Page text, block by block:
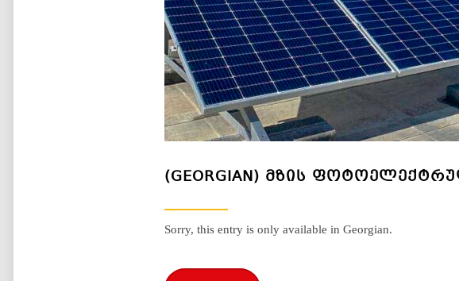
(GEORGIAN) ᲛᲖᲘᲡ
Sorry, this entry is only available in Georgian.